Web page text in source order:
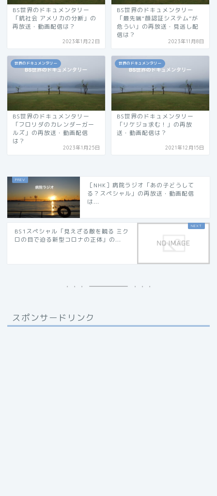
BS世界のドキュメンタリー
「銃社会 アメリカの分断」の
再放送・動画配信は？
2023年1月22日
BS世界のドキュメンタリー
「最先端“顔認証システム”が
危うい」の再放送・見逃し配
信は？
2023年11月8日
世界のドキュメンタリー
BS世界のドキュメンタリー
「フロリダのカレンダーガー
ルズ」の再放送・動画配信
は？
2023年1月25日
世界のドキュメンタリー
BS世界のドキュメンタリー
「リケジョ求む！」の再放
送・動画配信は？
2021年12月15日
［NHK］病院ラジオ「あの子どうして
る？スペシャル」の再放送・動画配信
は...
BS1スペシャル「見えざる敵を観る ミク
ロの目で迫る新型コロナの正体」の...
スポンサードリンク